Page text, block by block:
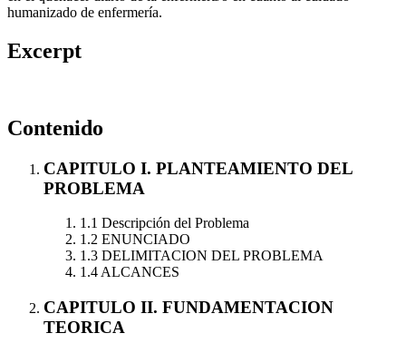
humanizado de enfermería.
Excerpt
Contenido
CAPITULO I. PLANTEAMIENTO DEL
PROBLEMA
1.1 Descripción del Problema
1.2 ENUNCIADO
1.3 DELIMITACION DEL PROBLEMA
1.4 ALCANCES
CAPITULO II. FUNDAMENTACION
TEORICA